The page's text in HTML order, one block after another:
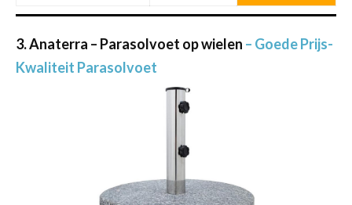
3. Anaterra – Parasolvoet op wielen – Goede Prijs-
Kwaliteit Parasolvoet